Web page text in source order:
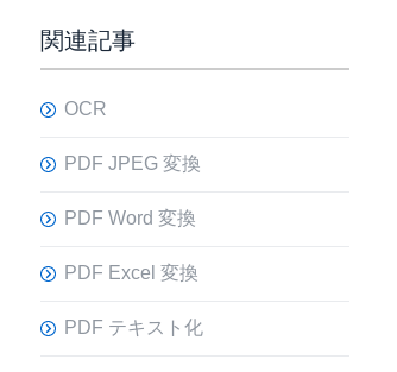
関連記事
OCR
PDF JPEG 変換
PDF Word 変換
PDF Excel 変換
PDF テキスト化